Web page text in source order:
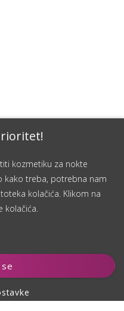
kozmetiku za nokte
kako treba, potrebna nam
kolačića. Klikom na
kolačića.